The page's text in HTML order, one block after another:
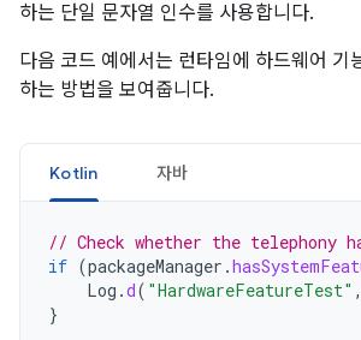
하는 단일 문자열 인수를 사용합니다.
다음 코드 예에서는 런타임에 하드웨어 기
하는 방법을 보여줍니다.
Kotlin 자바
// Check whether the telephony
if (packageManager .
Log .d( "HardwareFeatureTest" ,
}